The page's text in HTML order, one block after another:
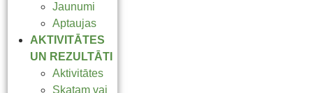
Jaunumi
Aptaujas
AKTIVITĀTES
UN REZULTĀTI
Aktivitātes
Skatam vai